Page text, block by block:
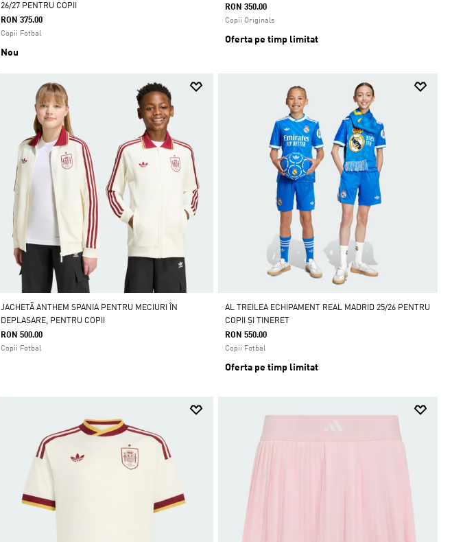
26/27 PENTRU COPII
RON 375.00
Copii Fotbal
Nou
RON 350.00
Copii Originals
Oferta pe timp limitat
JACHETĂ ANTHEM SPANIA PENTRU MECIURI ÎN
DEPLASARE, PENTRU COPII
RON 500.00
Copii Fotbal
AL TREILEA ECHIPAMENT REAL MADRID 25/26 PENTRU
COPII ȘI TINERET
RON 550.00
Copii Fotbal
Oferta pe timp limitat